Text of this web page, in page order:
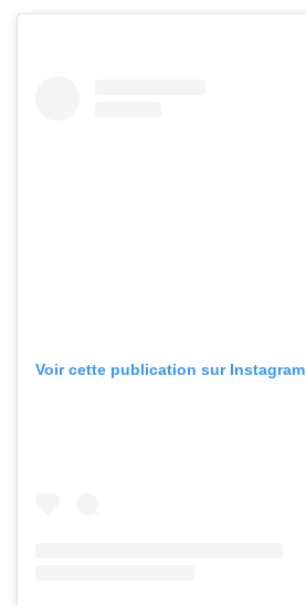
Voir cette publication sur Instagram